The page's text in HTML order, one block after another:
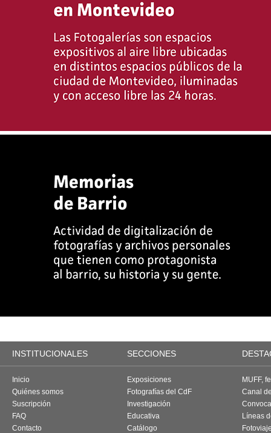
INSTITUCIONALES SECCIONES
Inicio
Quiénes somos
Suscripción
FAQ
Contacto
Exposiciones
Fotografías del CdF
Investigación
Educativa
Catálogo
MUFF,
Canal
Líneas